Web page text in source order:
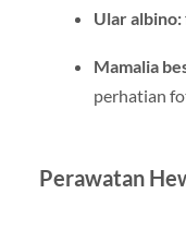
Ular albino:
Mamalia
perhatian
Perawatan